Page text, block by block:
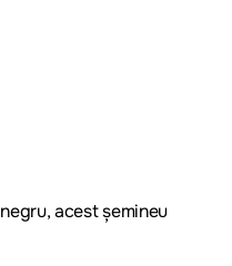
acest șemineu